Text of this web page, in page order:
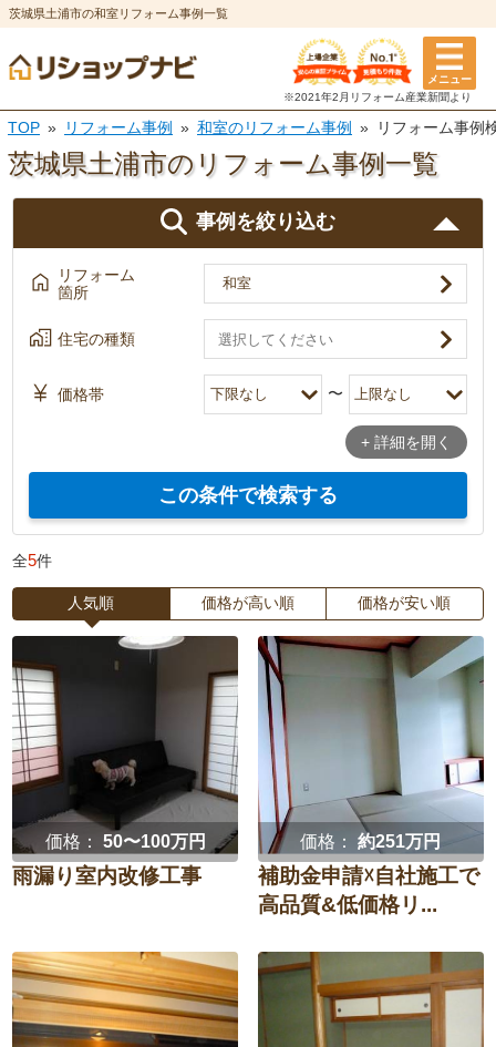
茨城県土浦市の和室リフォーム事例一覧
メニュー
※2021年2月リフォーム産業新聞より
TOP リフォーム事例 和室のリフォーム事例 リフォーム事例
茨城県土浦市のリフォーム事例一覧
事例を絞り込む
リフォーム
箇所
住宅の種類
価格帯 〜
+ 詳細を開く
リフォーム箇所
※複数選択可
キッチン
洗面所
屋根塗装・
屋根
エクステリア・
外構
ガーデニング
バルコニー
ウッドデッキ
テラス・
サンルーム
ポーチ
ガレージ
フェンス
オーニング
洋室（子供部屋・
寝室）
和室
住宅の種類
※複数選択可
一戸建て
マンション・
アパート
選択を全て解除
決定
※複数選択可
5年以内 6〜10年
16〜20年
21〜25年
選択を全て解除
決定
※複数選択可
狭小住宅 低予算リフォーム
介護・バリアフリー ペットと暮らす
二世帯住宅
自然素材 収納力アップ
オール電化 エコキュート
おしゃれ・デザインにこ
だわった
耐震 大家さんの賃貸物件改装
間取り変更・スケルトン 水回り3点セット
LDKリフォーム
寝室 窓
壁紙 家族団らん重視
趣味部屋
増築・減築 古民家再生
防水・雨漏り対策 子どもの成長に合わせて
この条件で検索する
全5件
人気順 価格が高い順 価格が安い順
価格： 50〜100万円
雨漏り室内改修工事
価格：約251万円
補助金申請☓自社施工で
高品質&低価格リ...